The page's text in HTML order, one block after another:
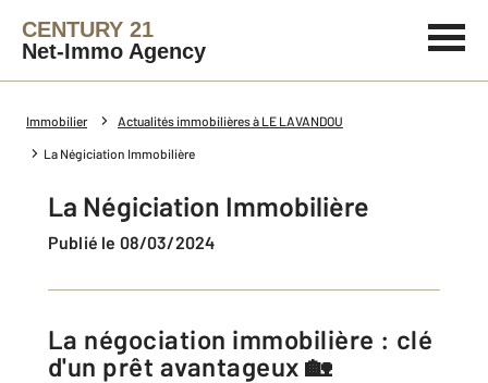
CENTURY 21
Net-Immo Agency
Immobilier Actualités immobilières à LE LAVANDOU
La Négiciation Immobilière
La Négiciation Immobilière
Publié le 08/03/2024
La négociation immobilière : clé
d'un prêt avantageux 🏡